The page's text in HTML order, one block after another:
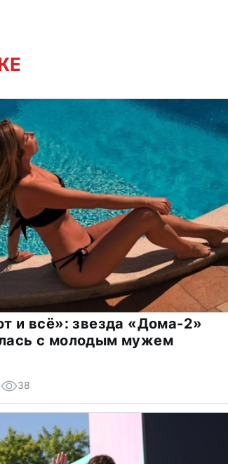
и всё»: звезда «Дома-2»
с молодым мужем
38